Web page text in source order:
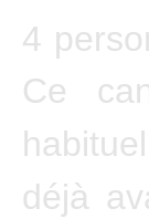
4
Ce
déjà